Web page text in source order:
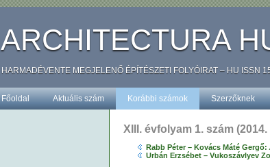
ARCHITECTURA
HARMADÉVENTE MEGJELENŐ ÉPÍTÉSZETI FOLYÓIRAT – HU ISSN
Főoldal Aktuális szám Korábbi számok Szerzőknek
XIII. évfolyam 1. szám
Rabb Péter – Kovács Máté Gergő:
Urbán Erzsébet – Vukoszávlyev